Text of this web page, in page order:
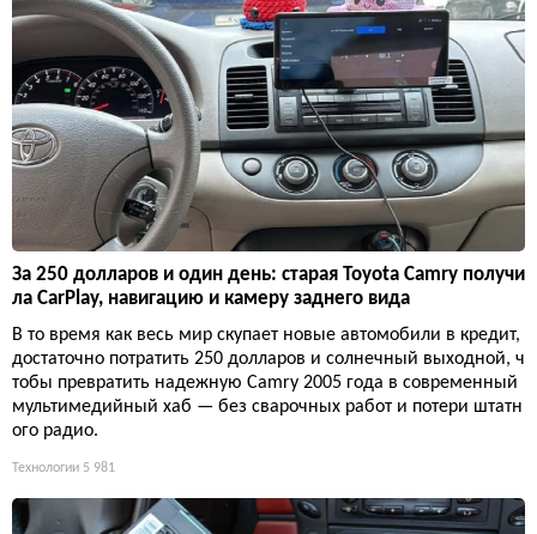
За 250 долларов и один день: старая Toyota Camry получи
ла CarPlay, навигацию и камеру заднего вида
В то время как весь мир скупает новые автомобили в кредит,
достаточно потратить 250 долларов и солнечный выходной, ч
тобы превратить надежную Camry 2005 года в современный
мультимедийный хаб — без сварочных работ и потери штатн
ого радио.
Технологии 5 981